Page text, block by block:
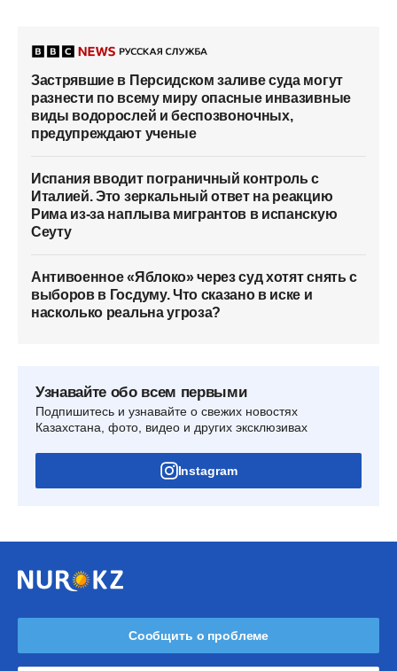
Застрявшие в Персидском заливе суда могут
разнести по всему миру опасные инвазивные
виды водорослей и беспозвоночных,
предупреждают ученые
Испания вводит пограничный контроль с
Италией. Это зеркальный ответ на реакцию
Рима из-за наплыва мигрантов в испанскую
Сеуту
Антивоенное «Яблоко» через суд хотят снять с
выборов в Госдуму. Что сказано в иске и
насколько реальна угроза?
Узнавайте обо всем первыми
Подпишитесь и узнавайте о свежих новостях
Казахстана, фото, видео и других эксклюзивах
Instagram
Сообщить о проблеме